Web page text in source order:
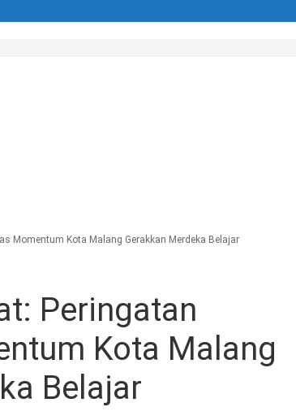
Momentum Kota Malang Gerakkan Merdeka Belajar
Peringatan
Kota Malang
Belajar